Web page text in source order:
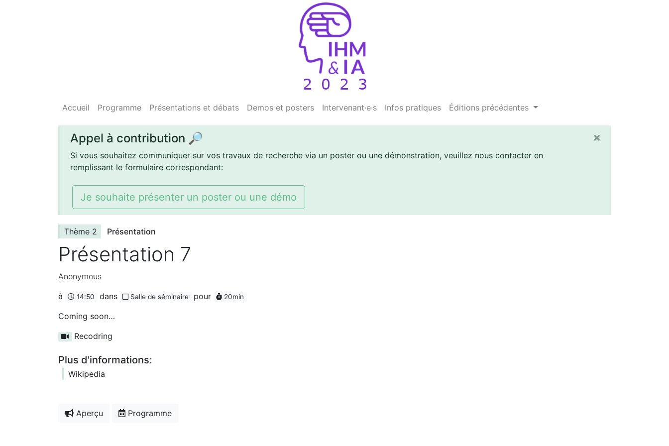
Accueil Programme Présentations et débats Demos et posters Intervenant·e·s Infos pratiques Éditions précédentes
Appel à contribution 🔎
Si vous souhaitez communiquer sur vos travaux de recherche via un poster ou une démonstration, veuillez nous contacter en
remplissant le formulaire correspondant:
Je souhaite présenter un poster ou une démo
×
Thème 2 Présentation
Présentation 7
Anonymous
à
14:50 dans Salle de séminaire pour 20min
Coming soon…
Recodring
Plus d'informations:
Wikipedia
Aperçu Programme